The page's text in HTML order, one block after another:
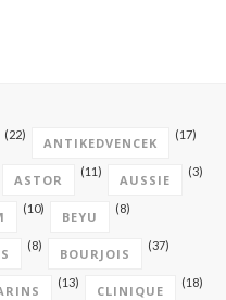
(22)
ANTIKEDVENCEK
(17)
ASTOR
(11)
AUSSIE
(3)
(10)
BEYU
(8)
(8)
BOURJOIS
(37)
(13)
CLINIQUE
(18)